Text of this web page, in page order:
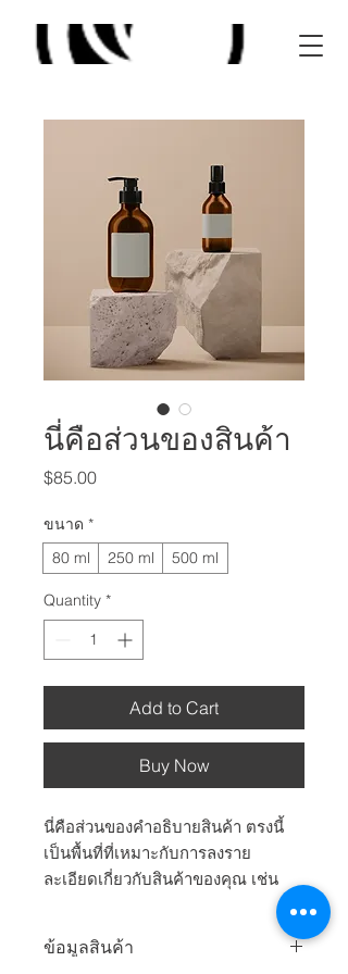
นี่คือส่วนของสินค้า
$85.00Price
ขนาด *
80 ml
250 ml 500 ml
Quantity *
Add to Cart
Buy Now
นี่คือส่วนของคำอธิบายสินค้า ตรงนี้
เป็นพื้นที่ที่เหมาะกับการลงราย
ละเอียดเกี่ยวกับสินค้าของคุณ เช่น
ขนาด วัตถุดิบ คำแนะนำในการดูแล
และคำแนะนำในการทำความสะอาด
ข้อมูลสินค้า